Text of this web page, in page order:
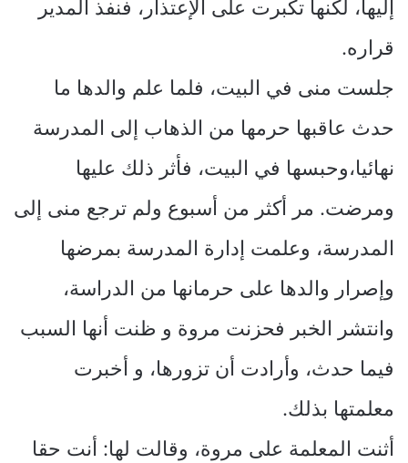
إليها، لكنها تكبرت على الإعتذار، فنفذ المدير
قراره.
جلست منى في البيت، فلما علم والدها ما
حدث عاقبها حرمها من الذهاب إلى المدرسة
نهائيا،وحبسها في البيت، فأثر ذلك عليها
ومرضت. مر أكثر من أسبوع ولم ترجع منى إلى
المدرسة، وعلمت إدارة المدرسة بمرضها
وإصرار والدها على حرمانها من الدراسة،
وانتشر الخبر فحزنت مروة و ظنت أنها السبب
فيما حدث، وأرادت أن تزورها، و أخبرت
معلمتها بذلك.
أثنت المعلمة على مروة، وقالت لها: أنت حقا